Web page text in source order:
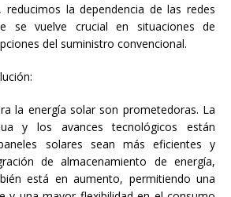
reducimos la dependencia de las redes
se vuelve crucial en situaciones de
del suministro convencional.
la energía solar son prometedoras. La
y los avances tecnológicos están
solares sean más eficientes y
de almacenamiento de energía,
está en aumento, permitiendo una